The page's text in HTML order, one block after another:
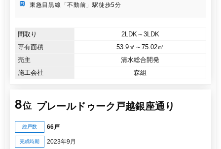
東急目黒線「不動前」駅徒歩5分
間取り
2LDK～3LDK
専有面積
53.9㎡～75.02㎡
売主
清水総合開発
施工会社
森組
8位 プレールドゥーク戸越銀座通り
総戸数 66戸
完成時期 2023年9月